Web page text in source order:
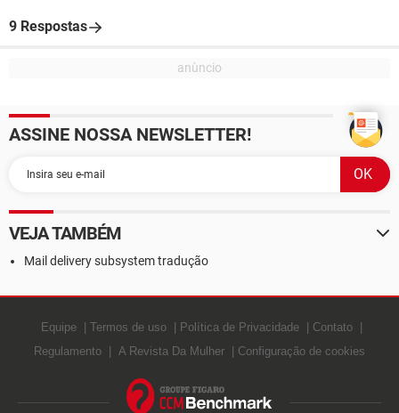
9 Respostas
ASSINE NOSSA NEWSLETTER!
VEJA TAMBÉM
Mail delivery subsystem tradução
Equipe Termos de uso Política de Privacidade
Contato
Regulamento
A Revista Da Mulher Configuração de cookies